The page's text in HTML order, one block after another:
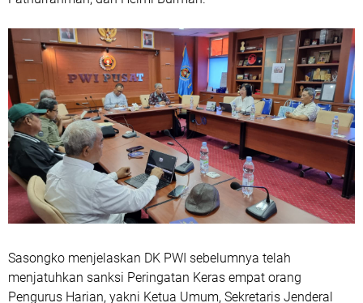
Sasongko menjelaskan DK PWI sebelumnya telah
menjatuhkan sanksi Peringatan Keras empat orang
Pengurus Harian, yakni Ketua Umum, Sekretaris Jenderal